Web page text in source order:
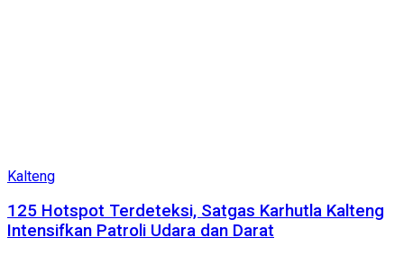
Kalteng
125 Hotspot Terdeteksi, Satgas Karhutla Kalteng
Intensifkan Patroli Udara dan Darat